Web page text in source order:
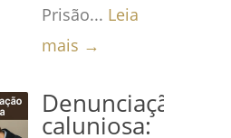
Prisão... Leia
mais →
Denunciação
caluniosa: